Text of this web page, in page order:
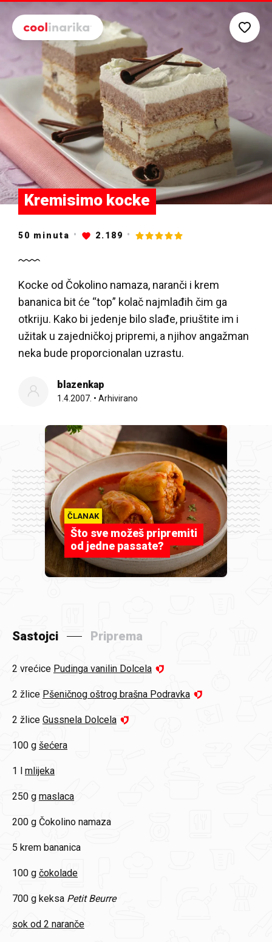
Preskoči na glavni sadržaj
Kremisimo kocke
50 minuta 2.189
Kocke od Čokolino namaza, naranči i krem
bananica bit će “top” kolač najmlađih čim ga
otkriju. Kako bi jedenje bilo slađe, priuštite im i
užitak u zajedničkoj pripremi, a njihov angažman
neka bude proporcionalan uzrastu.
blazenkap
1.4.2007. • Arhivirano
ČLANAK
Što sve možeš pripremiti
od jedne passate?
Sastojci Priprema
2 vrećice Pudinga vanilin Dolcela
2 žlice Pšeničnog oštrog brašna Podravka
2 žlice Gussnela Dolcela
100 g šećera
1 l mlijeka
250 g maslaca
200 g Čokolino namaza
5 krem bananica
100 g čokolade
700 g keksa Petit Beurre
sok od 2 naranče